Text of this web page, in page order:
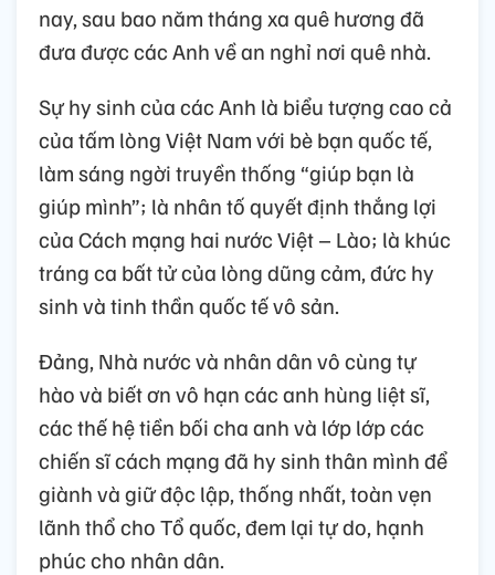
nay, sau bao năm tháng xa quê hương đã
đưa được các Anh về an nghỉ nơi quê nhà.
Sự hy sinh của các Anh là biểu tượng cao cả
của tấm lòng Việt Nam với bè bạn quốc tế,
làm sáng ngời truyền thống “giúp bạn là
giúp mình”; là nhân tố quyết định thắng lợi
của Cách mạng hai nước Việt – Lào; là khúc
tráng ca bất tử của lòng dũng cảm, đức hy
sinh và tinh thần quốc tế vô sản.
Đảng, Nhà nước và nhân dân vô cùng tự
hào và biết ơn vô hạn các anh hùng liệt sĩ,
các thế hệ tiền bối cha anh và lớp lớp các
chiến sĩ cách mạng đã hy sinh thân mình để
giành và giữ độc lập, thống nhất, toàn vẹn
lãnh thổ cho Tổ quốc, đem lại tự do, hạnh
phúc cho nhân dân.